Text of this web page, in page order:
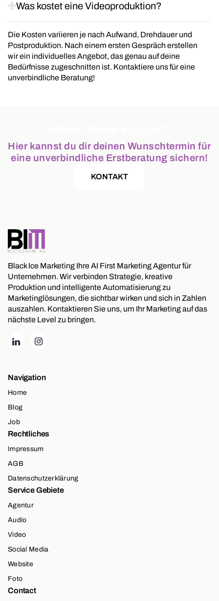
Was kostet eine Videoproduktion?
Die Kosten variieren je nach Aufwand, Drehdauer und
Postproduktion. Nach einem ersten Gespräch erstellen
wir ein individuelles Angebot, das genau auf deine
Bedürfnisse zugeschnitten ist. Kontaktiere uns für eine
unverbindliche Beratung!
Hier kannst du dir deinen Wunschtermin für
eine unverbindliche Erstberatung sichern!
KONTAKT
Black Ice Marketing Ihre AI First Marketing Agentur für
Unternehmen. Wir verbinden Strategie, kreative
Produktion und intelligente Automatisierung zu
Marketinglösungen, die sichtbar wirken und sich in Zahlen
auszahlen. Kontaktieren Sie uns, um Ihr Marketing auf das
nächste Level zu bringen.
Navigation
Home
Blog
Job
Rechtliches
Impressum
AGB
Datenschutzerklärung
Service Gebiete
Agentur
Audio
Video
Social Media
Website
Foto
Contact